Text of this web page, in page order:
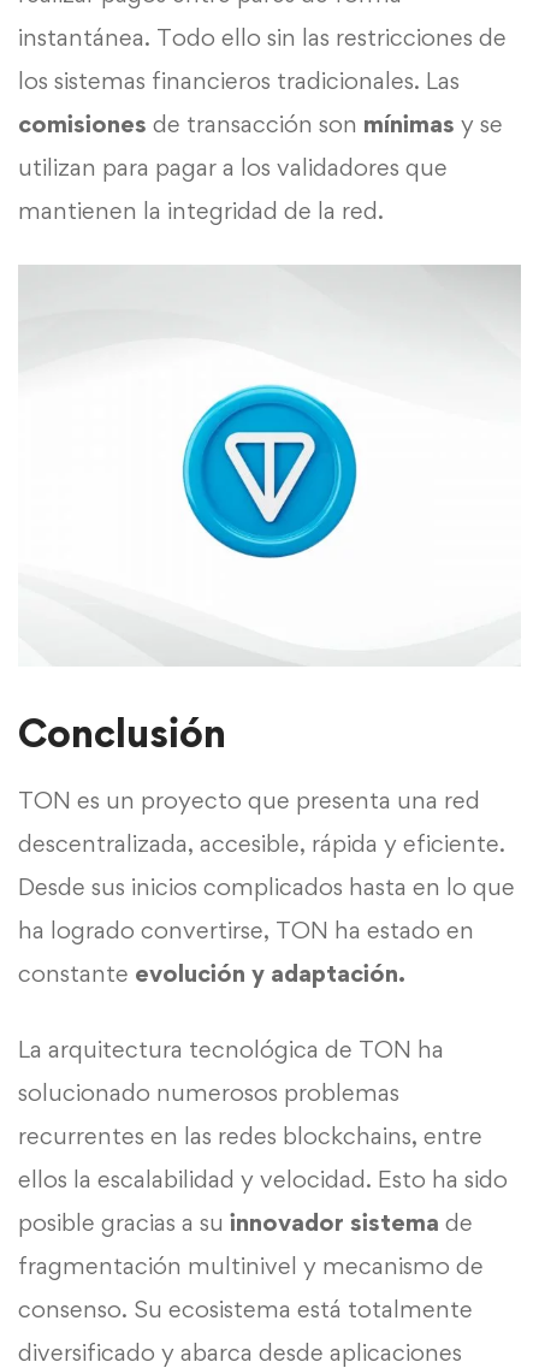
instantánea. Todo ello sin las restricciones de
los sistemas financieros tradicionales. Las
comisiones de transacción son mínimas y se
utilizan para pagar a los validadores que
mantienen la integridad de la red.
Conclusión
TON es un proyecto que presenta una red
descentralizada, accesible, rápida y eficiente.
Desde sus inicios complicados hasta en lo que
ha logrado convertirse, TON ha estado en
constante evolución y adaptación.
La arquitectura tecnológica de TON ha
solucionado numerosos problemas
recurrentes en las redes blockchains, entre
ellos la escalabilidad y velocidad. Esto ha sido
posible gracias a su innovador sistema de
fragmentación multinivel y mecanismo de
consenso. Su ecosistema está totalmente
diversificado y abarca desde aplicaciones